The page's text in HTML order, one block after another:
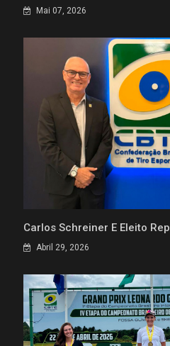
Mai 07, 2026
Carlos Schreiner É Eleito Rep
Abril 29, 2026